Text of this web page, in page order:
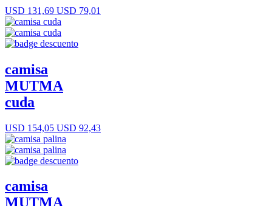
USD 131,69 USD 79,01
camisa
MUTMA
cuda
USD 154,05 USD 92,43
camisa
MUTMA